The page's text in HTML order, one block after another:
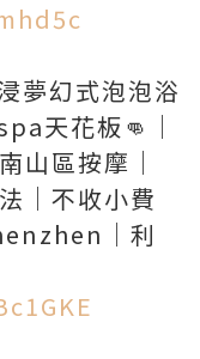
夢幻式泡泡浴
天花板👊｜
山區按摩｜
｜不收小費
｜利